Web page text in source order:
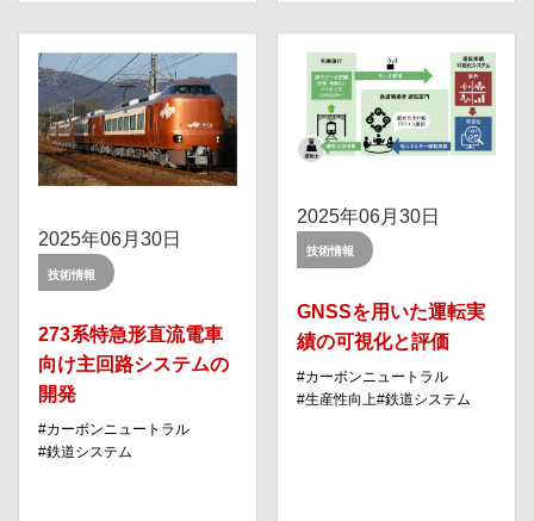
2025年06月30日
技術情報
273系特急形直流電車
向け主回路システムの
開発
カーボンニュートラル
鉄道システム
2025年06月30日
技術情報
GNSSを用いた運転実
績の可視化と評価
カーボンニュートラル
⽣産性向上 鉄道システム